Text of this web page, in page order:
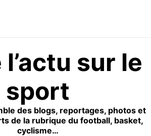
sur le
sport
des blogs, reportages, photos et
de la rubrique du football, basket,
cyclisme…